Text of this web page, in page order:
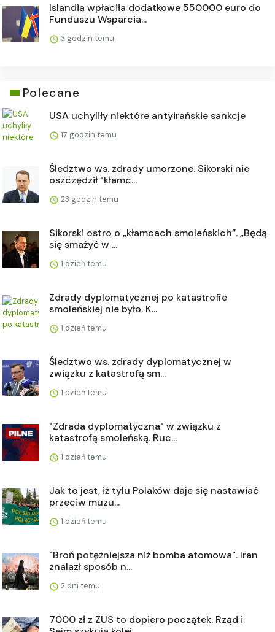
Islandia wpłaciła dodatkowe 550000 euro do
Funduszu Wsparcia...
3 godzin temu
Polecane
USA uchyliły niektóre antyirańskie sankcje
17 godzin temu
Śledztwo ws. zdrady umorzone. Sikorski nie
oszczędził "kłamc...
23 godzin temu
Sikorski ostro o „kłamcach smoleńskich”. „Będą
się smażyć w ...
1 dzień temu
Zdrady dyplomatycznej po katastrofie
smoleńskiej nie było. K...
1 dzień temu
Śledztwo ws. zdrady dyplomatycznej w
związku z katastrofą sm...
1 dzień temu
"Zdrada dyplomatyczna" w związku z
katastrofą smoleńską. Ruc...
1 dzień temu
Jak to jest, iż tylu Polaków daje się nastawiać
przeciw muzu...
1 dzień temu
"Broń potężniejsza niż bomba atomowa". Iran
znalazł sposób n...
2 dni temu
7000 zł z ZUS to dopiero początek. Rząd i